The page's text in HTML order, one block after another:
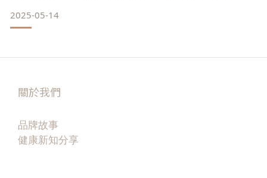
容易受到肌膚缺水與乾燥問題影響。 更值得關注的是，越是敏
感的肌膚狀態，越可能對心理層面產生連鎖反應。 根據國際期
2025-05-14
關於我們
品牌故事
健康新知分享